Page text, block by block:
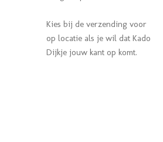
Kies bij de verzending voor
op locatie als je wil dat Kado
Dijkje jouw kant op komt.